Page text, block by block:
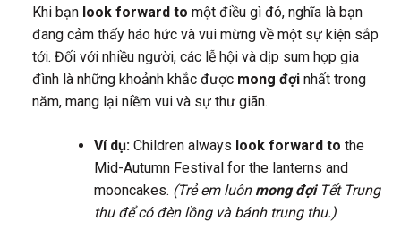
Khi bạn look forward to một điều gì đó, nghĩa là bạn
đang cảm thấy háo hức và vui mừng về một sự kiện sắp
tới. Đối với nhiều người, các lễ hội và dịp sum họp gia
đình là những khoảnh khắc được mong đợinhất trong
năm, mang lại niềm vui và sự thư giãn.
Ví dụ:Children always look forward to the
Mid-Autumn Festival for the lanterns and
mooncakes. (Trẻ em luôn mong đợiTết Trung
thu để có đèn lồng và bánh trung thu.)